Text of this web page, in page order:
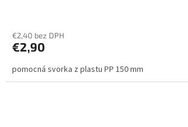
€2,40 bez DPH
€2,90
pomocná svorka z plastu PP 150 mm